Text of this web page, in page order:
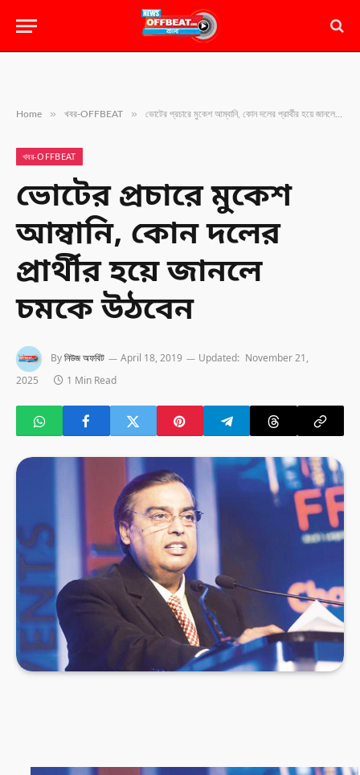
Home » খবর-OFFBEAT » ভোটের প্রচারে মুকেশ আম্বানি, কোন দলের প্রার্থীর হয়ে জানলে চমকে উঠবেন
খবর-OFFBEAT
ভোটের প্রচারে মুকেশ
আম্বানি, কোন দলের
প্রার্থীর হয়ে জানলে
চমকে উঠবেন
Byনিউজ অফবিট April 18, 2019 Updated: November 21,
2025
1 Min Read